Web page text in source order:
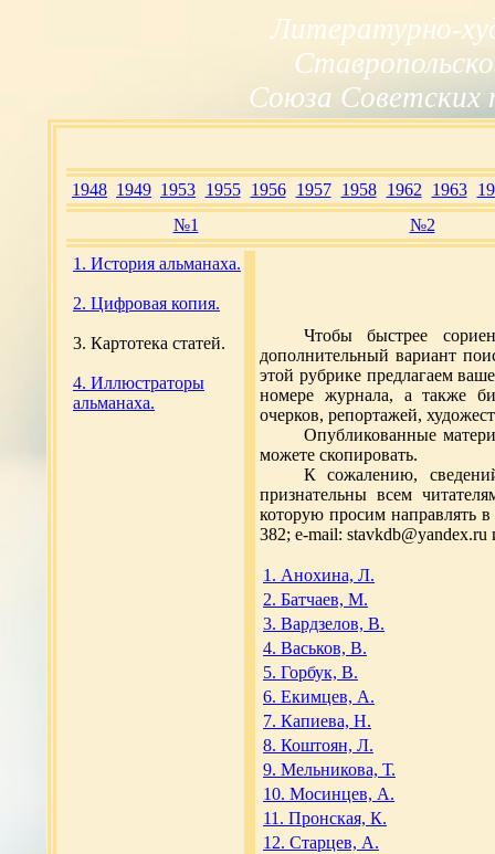
Литературно-
Союза Советских
1948 1949 1953 1955 1956 1957 1958 1962 1963
№1
№2
1. История альманаха.
2. Цифровая копия.
3. Картотека статей.
4. Иллюстраторы
альманаха.
Чтобы быстрее
дополнительный вариант
этой рубрике предлагаем
номере журнала, а также
очерков, репортажей,
Опубликованные
можете скопировать.
К сожалению,
признательны всем
которую просим направлять
382; e-mail:
1. Анохина, Л.
2. Батчаев, М.
3. Вардзелов, В.
4. Васьков, В.
5. Горбук, В.
6. Екимцев, А.
7. Капиева, Н.
8. Коштоян, Л.
9. Мельникова, Т.
10. Мосинцев, А.
11. Пронская, К.
12. Старцев, А.